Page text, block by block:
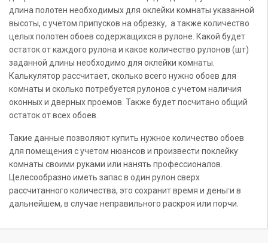
длина полотен необходимых для оклейки комнаты указанной
высоты, с учетом припусков на обрезку, а также количество
целых полотен обоев содержащихся в рулоне. Какой будет
остаток от каждого рулона и какое количество рулонов (шт)
заданной длины необходимо для оклейки комнаты.
Калькулятор рассчитает, сколько всего нужно обоев для
комнаты и сколько потребуется рулонов с учетом наличия
оконных и дверных проемов. Также будет посчитано общий
остаток от всех обоев.
Такие данные позволяют купить нужное количество обоев
для помещения с учетом нюансов и произвести поклейку
комнаты своими руками или нанять профессионалов.
Целесообразно иметь запас в один рулон сверх
рассчитанного количества, это сохранит время и деньги в
дальнейшем, в случае неправильного раскроя или порчи.